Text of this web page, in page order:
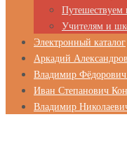
Путешествуем
Учителям и
Электронный каталог
Аркадий
Владимир Фёдорович
Иван Степанович
Владимир